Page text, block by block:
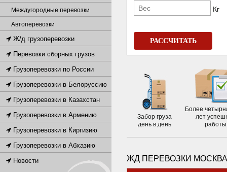
Кг
РАССЧИТАТЬ
Забор груза
день в день
Более
лет
работы
ЖД ПЕРЕВОЗКИ
Междугородные перевозки
Автоперевозки
Ж/д грузоперевозки
Перевозки сборных грузов
Грузоперевозки по России
Грузоперевозки в Белоруссию
Грузоперевозки в Казахстан
Грузоперевозки в Армению
Грузоперевозки в Киргизию
Грузоперевозки в Абхазию
Новости